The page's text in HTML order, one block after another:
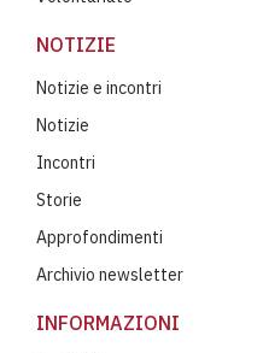
NOTIZIE
Notizie e incontri
Notizie
Incontri
Storie
Approfondimenti
Archivio newsletter
INFORMAZIONI